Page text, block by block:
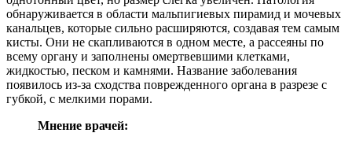
обнаруживается в области мальпигиевых пирамид и мочевых
канальцев, которые сильно расширяются, создавая тем самым
кисты. Они не скапливаются в одном месте, а рассеяны по
всему органу и заполнены омертвевшими клетками,
жидкостью, песком и камнями. Название заболевания
появилось из-за сходства поврежденного органа в разрезе с
губкой, с мелкими порами.
Мнение врачей: